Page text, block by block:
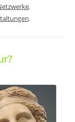
,
.